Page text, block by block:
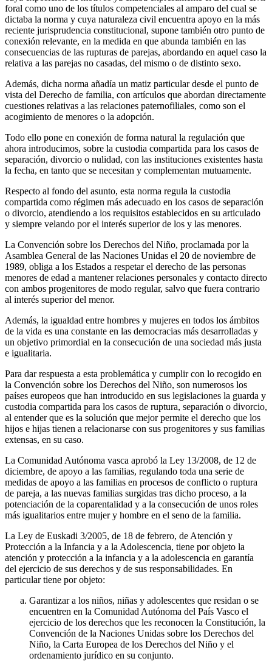
foral como uno de los títulos competenciales al amparo del cual se
dictaba la norma y cuya naturaleza civil encuentra apoyo en la más
reciente jurisprudencia constitucional, supone también otro punto de
conexión relevante, en la medida en que abunda también en las
consecuencias de las rupturas de parejas, abordando en aquel caso la
relativa a las parejas no casadas, del mismo o de distinto sexo.
Además, dicha norma añadía un matiz particular desde el punto de
vista del Derecho de familia, con artículos que abordan directamente
cuestiones relativas a las relaciones paternofiliales, como son el
acogimiento de menores o la adopción.
Todo ello pone en conexión de forma natural la regulación que
ahora introducimos, sobre la custodia compartida para los casos de
separación, divorcio o nulidad, con las instituciones existentes hasta
la fecha, en tanto que se necesitan y complementan mutuamente.
Respecto al fondo del asunto, esta norma regula la custodia
compartida como régimen más adecuado en los casos de separación
o divorcio, atendiendo a los requisitos establecidos en su articulado
y siempre velando por el interés superior de los y las menores.
La Convención sobre los Derechos del Niño, proclamada por la
Asamblea General de las Naciones Unidas el 20 de noviembre de
1989, obliga a los Estados a respetar el derecho de las personas
menores de edad a mantener relaciones personales y contacto directo
con ambos progenitores de modo regular, salvo que fuera contrario
al interés superior del menor.
Además, la igualdad entre hombres y mujeres en todos los ámbitos
de la vida es una constante en las democracias más desarrolladas y
un objetivo primordial en la consecución de una sociedad más justa
e igualitaria.
Para dar respuesta a esta problemática y cumplir con lo recogido en
la Convención sobre los Derechos del Niño, son numerosos los
países europeos que han introducido en sus legislaciones la guarda y
custodia compartida para los casos de ruptura, separación o divorcio,
al entender que es la solución que mejor permite el derecho que los
hijos e hijas tienen a relacionarse con sus progenitores y sus familias
extensas, en su caso.
La Comunidad Autónoma vasca aprobó la Ley 13/2008, de 12 de
diciembre, de apoyo a las familias, regulando toda una serie de
medidas de apoyo a las familias en procesos de conflicto o ruptura
de pareja, a las nuevas familias surgidas tras dicho proceso, a la
potenciación de la coparentalidad y a la consecución de unos roles
más igualitarios entre mujer y hombre en el seno de la familia.
La Ley de Euskadi 3/2005, de 18 de febrero, de Atención y
Protección a la Infancia y a la Adolescencia, tiene por objeto la
atención y protección a la infancia y a la adolescencia en garantía
del ejercicio de sus derechos y de sus responsabilidades. En
particular tiene por objeto:
Garantizar a los niños, niñas y adolescentes que residan o se
encuentren en la Comunidad Autónoma del País Vasco el
ejercicio de los derechos que les reconocen la Constitución, la
Convención de la Naciones Unidas sobre los Derechos del
Niño, la Carta Europea de los Derechos del Niño y el
ordenamiento jurídico en su conjunto.